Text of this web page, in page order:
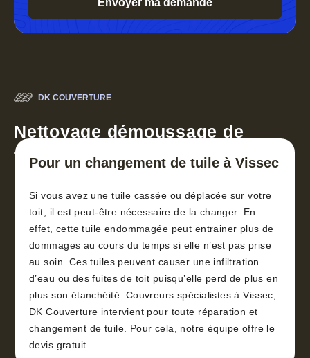
DK COUVERTURE
Nettoyage démoussage de
toiture 30
Pour un changement de tuile à Vissec
Si vous avez une tuile cassée ou déplacée sur votre
toit, il est peut-être nécessaire de la changer. En
effet, cette tuile endommagée peut entrainer plus de
dommages au cours du temps si elle n’est pas prise
au soin. Ces tuiles peuvent causer une infiltration
d’eau ou des fuites de toit puisqu’elle perd de plus en
plus son étanchéité. Couvreurs spécialistes à Vissec,
DK Couverture intervient pour toute réparation et
changement de tuile. Pour cela, notre équipe offre le
devis gratuit.